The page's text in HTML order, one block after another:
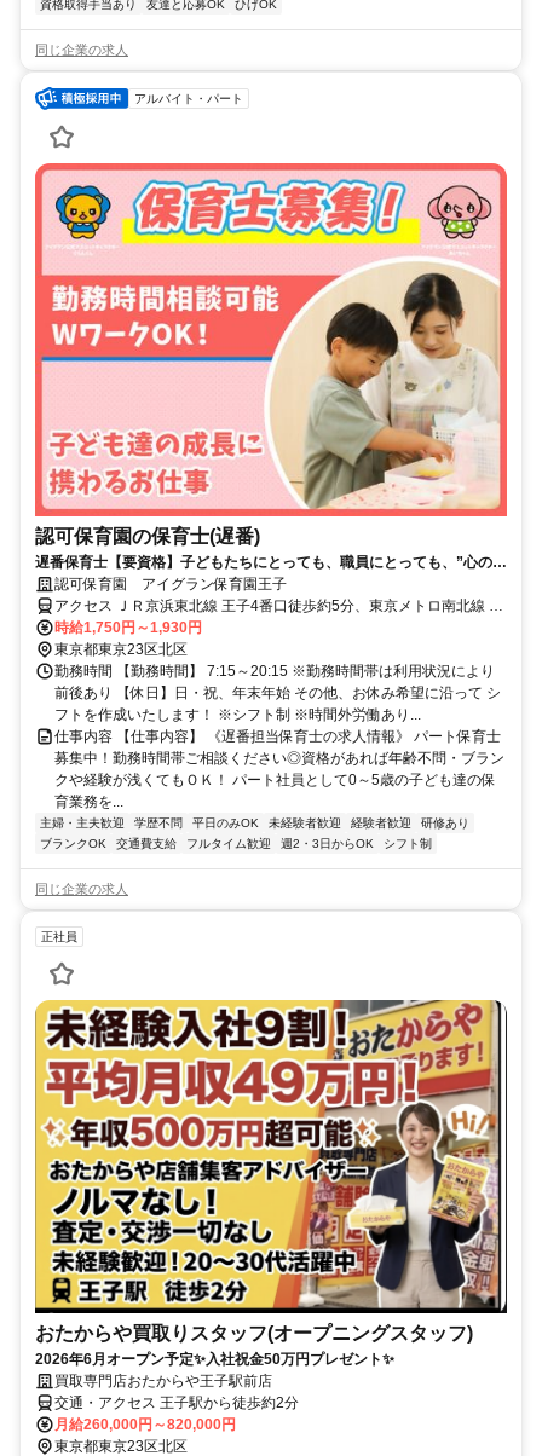
資格取得手当あり 友達と応募OK ひげOK
同じ企業の求人
アルバイト・パート
認可保育園の保育士(遅番)
遅番保育士【要資格】子どもたちにとっても、職員にとっても、”心の基
地”となる保育園を目指しています！
認可保育園 アイグラン保育園王子
アクセス ＪＲ京浜東北線 王子4番口徒歩約5分、東京メトロ南北線 王
子4番口徒歩約5分、都電荒川線 王子駅前北口(東)徒歩約6分
時給1,750円～1,930円
東京都東京23区北区
勤務時間 【勤務時間】 7:15～20:15 ※勤務時間帯は利用状況により
前後あり 【休日】日・祝、年末年始 その他、お休み希望に沿って シ
フトを作成いたします！ ※シフト制 ※時間外労働あり...
仕事内容 【仕事内容】 《遅番担当保育士の求人情報》 パート保育士
募集中！勤務時間帯ご相談ください◎資格があれば年齢不問・ブラン
クや経験が浅くてもＯＫ！ パート社員として0～5歳の子ども達の保
育業務を...
主婦・主夫歓迎 学歴不問 平日のみOK 未経験者歓迎 経験者歓迎
研修あり
ブランクOK
交通費支給 フルタイム歓迎 週2・3日からOK シフト制
同じ企業の求人
正社員
おたからや買取りスタッフ(オープニングスタッフ)
2026年6月オープン予定✨入社祝金50万円プレゼント✨
買取専門店おたからや王子駅前店
交通・アクセス 王子駅から徒歩約2分
月給260,000円～820,000円
東京都東京23区北区